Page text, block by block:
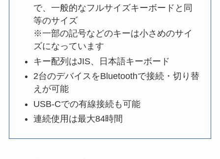
で、一般的なフルサイズキーボードと同
等のサイズ
※一部の記号などのキーは小さめのサイ
ズになっています
キー配列はJIS、日本語キーボード
2台のデバイスをBluetoothで接続・切り替
えが可能
USB-Cでの有線接続も可能
連続使用は最大84時間